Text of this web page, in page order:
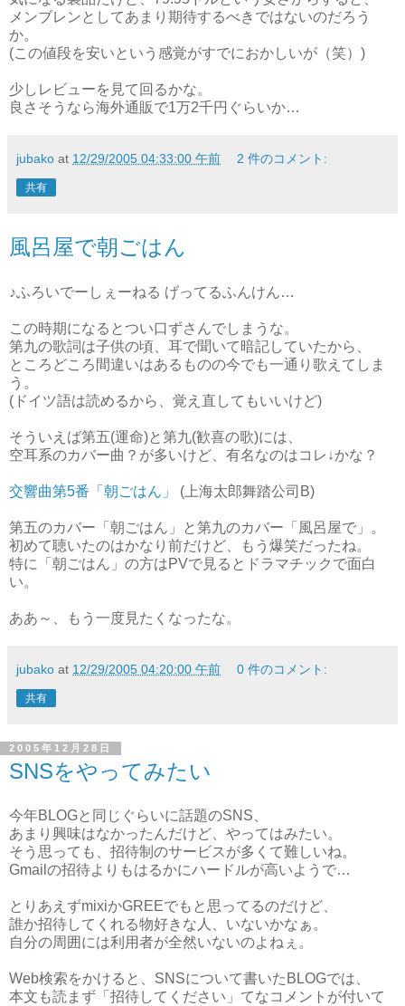
メンブレンとしてあまり期待するべきではないのだろう
か。
(この値段を安いという感覚がすでにおかしいが（笑）)
少しレビューを見て回るかな。
良さそうなら海外通販で1万2千円ぐらいか…
jubako at 12/29/2005 04:33:00 午前 2 件のコメント:
共有
風呂屋で朝ごはん
♪ふろいでーしぇーねる げってるふんけん…
この時期になるとつい口ずさんでしまうな。
第九の歌詞は子供の頃、耳で聞いて暗記していたから、
ところどころ間違いはあるものの今でも一通り歌えてしま
う。
(ドイツ語は読めるから、覚え直してもいいけど)
そういえば第五(運命)と第九(歓喜の歌)には、
空耳系のカバー曲？が多いけど、有名なのはコレ↓かな？
交響曲第5番「朝ごはん」 (上海太郎舞踏公司B)
第五のカバー「朝ごはん」と第九のカバー「風呂屋で」。
初めて聴いたのはかなり前だけど、もう爆笑だったね。
特に「朝ごはん」の方はPVで見るとドラマチックで面白
い。
ああ～、もう一度見たくなったな。
jubako at 12/29/2005 04:20:00 午前 0 件のコメント:
共有
2005年12月28日
SNSをやってみたい
今年BLOGと同じぐらいに話題のSNS、
あまり興味はなかったんだけど、やってはみたい。
そう思っても、招待制のサービスが多くて難しいね。
Gmailの招待よりもはるかにハードルが高いようで…
とりあえずmixiかGREEでもと思ってるのだけど、
誰か招待してくれる物好きな人、いないかなぁ。
自分の周囲には利用者が全然いないのよねぇ。
Web検索をかけると、SNSについて書いたBLOGでは、
本文も読まず「招待してください」てなコメントが付いて